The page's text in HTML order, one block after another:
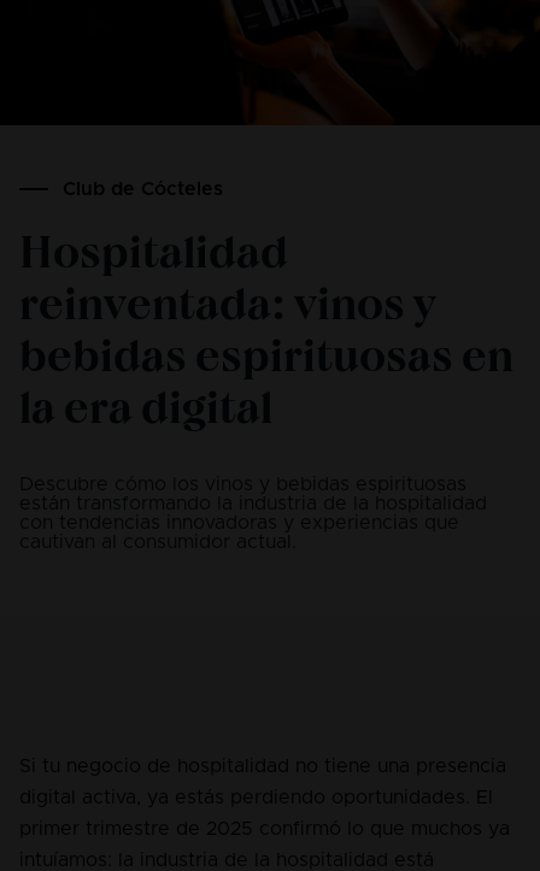
Club de Cócteles
Si tu negocio de hospitalidad no tiene una presencia
digital activa, ya estás perdiendo oportunidades. El
primer trimestre de 2025 confirmó lo que muchos ya
intuíamos: la industria de la hospitalidad está